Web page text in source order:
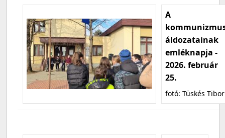
A
áldozatainak
emléknapja -
2026. február
25.
fotó: Tüskés Tibor